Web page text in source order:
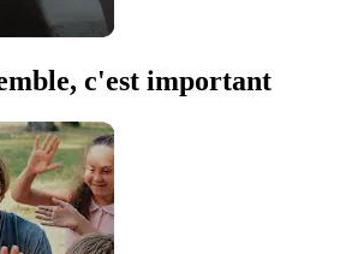
c'est important